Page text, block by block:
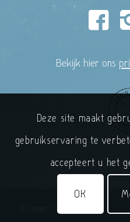
Bekijk hier ons
Deze site maakt
gebruikservaring te
accepteert u het
OK